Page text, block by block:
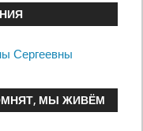
Сергеевны
МЫ ЖИВЁМ